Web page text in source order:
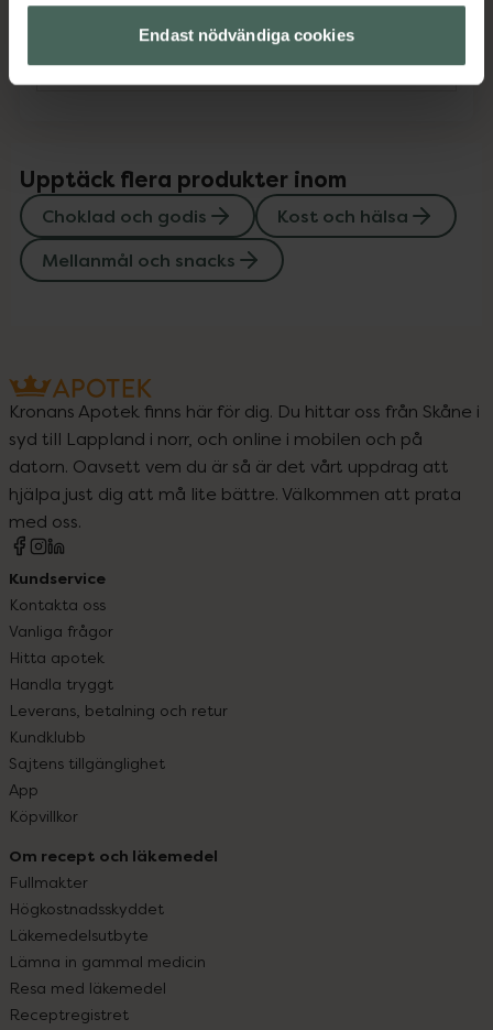
Endast nödvändiga cookies
Instruktioner Visa
Upptäck flera produkter inom
Choklad och godis
Kost och hälsa
Mellanmål och snacks
Kronans Apotek finns här för dig. Du hittar oss från Skåne i
syd till Lappland i norr, och online i mobilen och på
datorn. Oavsett vem du är så är det vårt uppdrag att
hjälpa just dig att må lite bättre. Välkommen att prata
med oss.
Kundservice
Kontakta oss
Vanliga frågor
Hitta apotek
Handla tryggt
Leverans, betalning och retur
Kundklubb
Sajtens tillgänglighet
App
Köpvillkor
Om recept och läkemedel
Fullmakter
Högkostnadsskyddet
Läkemedelsutbyte
Lämna in gammal medicin
Resa med läkemedel
Receptregistret